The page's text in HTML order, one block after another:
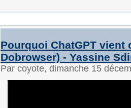
Pourquoi ChatGPT vient
Dobrowser) - Yassine
Par coyote, dimanche 15